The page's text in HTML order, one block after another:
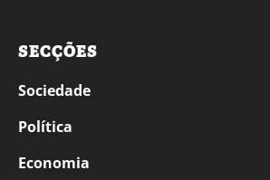
SECÇÕES
Sociedade
Política
Economia